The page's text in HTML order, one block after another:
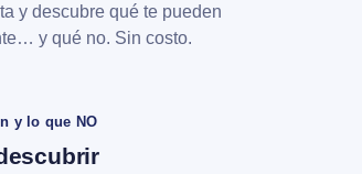
y descubre qué te pueden
y qué no. Sin costo.
y lo que NO